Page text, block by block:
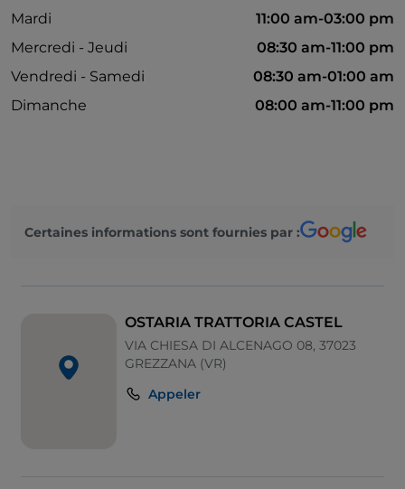
Mardi
11:00 am-03:00 pm
Mercredi - Jeudi
08:30 am-11:00 pm
Vendredi - Samedi
08:30 am-01:00 am
Dimanche
08:00 am-11:00 pm
Certaines informations sont fournies par :
OSTARIA TRATTORIA CASTEL
VIA CHIESA DI ALCENAGO 08, 37023
GREZZANA (VR)
Appeler